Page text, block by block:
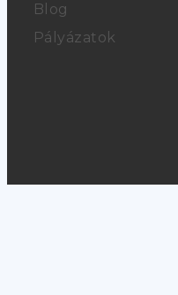
Blog
Pályázatok